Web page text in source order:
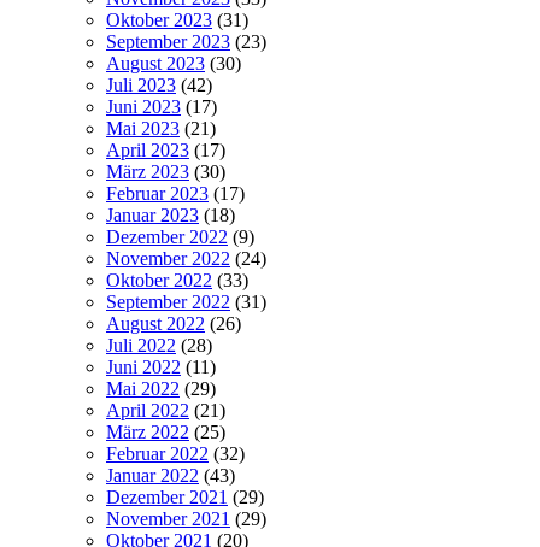
Oktober 2023 (31)
September 2023 (23)
August 2023 (30)
Juli 2023 (42)
Juni 2023 (17)
Mai 2023 (21)
April 2023 (17)
März 2023 (30)
Februar 2023 (17)
Januar 2023 (18)
Dezember 2022 (9)
November 2022 (24)
Oktober 2022 (33)
September 2022 (31)
August 2022 (26)
Juli 2022 (28)
Juni 2022 (11)
Mai 2022 (29)
April 2022 (21)
März 2022 (25)
Februar 2022 (32)
Januar 2022 (43)
Dezember 2021 (29)
November 2021 (29)
Oktober 2021 (20)